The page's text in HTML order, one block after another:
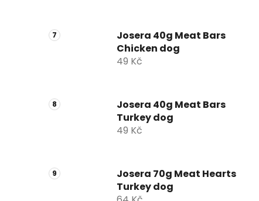
Josera 40g Meat Bars
Chicken dog
49 Kč
Josera 40g Meat Bars
Turkey dog
49 Kč
Josera 70g Meat Hearts
Turkey dog